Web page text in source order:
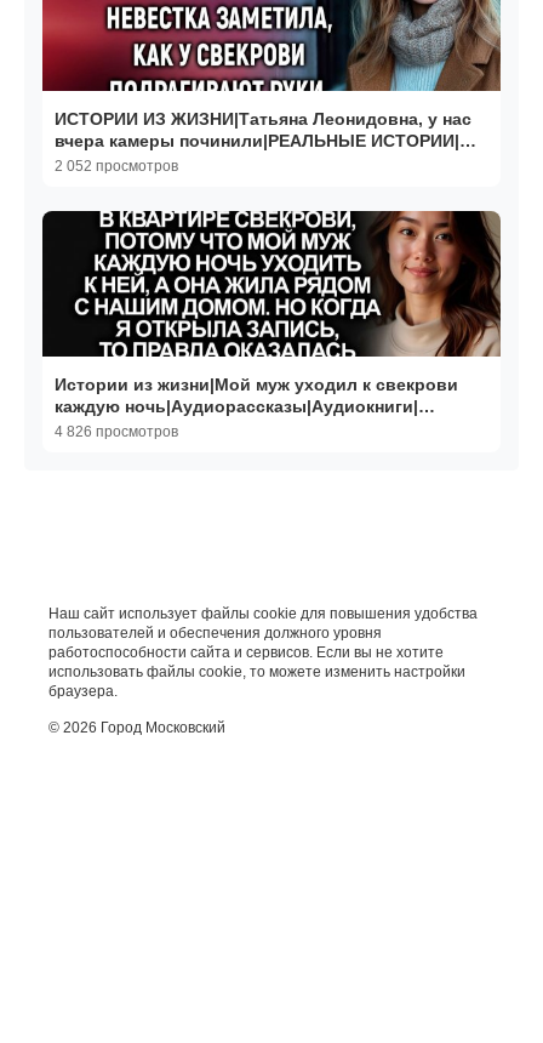
ИСТОРИИ ИЗ ЖИЗНИ|Татьяна Леонидовна, у нас
вчера камеры починили|РЕАЛЬНЫЕ ИСТОРИИ|
ЖИЗНЕННЫЕ ИСТОРИИ
2 052 просмотров
Истории из жизни|Мой муж уходил к свекрови
каждую ночь|Аудиорассказы|Аудиокниги|
Реальные истории
4 826 просмотров
Наш сайт использует файлы cookie для повышения удобства
пользователей и обеспечения должного уровня
работоспособности сайта и сервисов. Если вы не хотите
использовать файлы cookie, то можете изменить настройки
браузера.
© 2026 Город Московский